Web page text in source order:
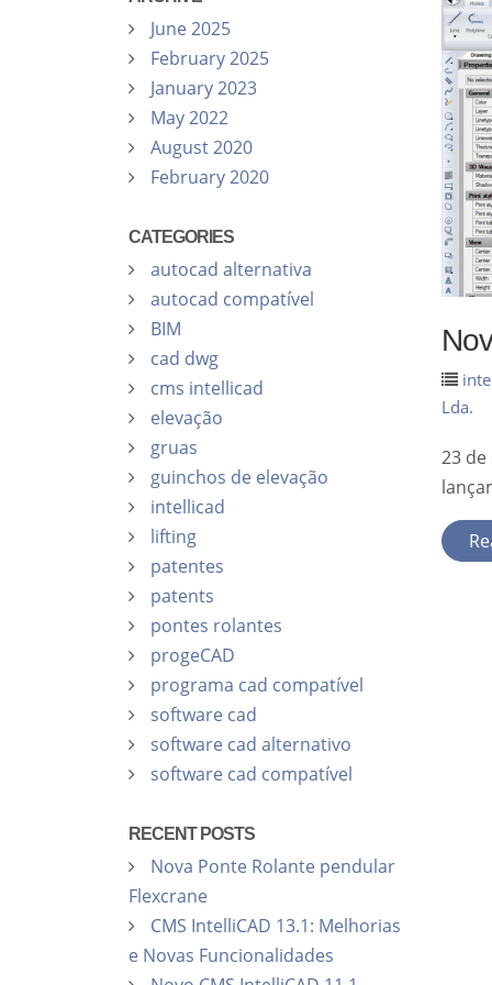
Lda.
23 de
June 2025
February 2025
January 2023
May 2022
August 2020
February 2020
CATEGORIES
autocad alternativa
autocad compatível
BIM
cad dwg
cms intellicad
elevação
gruas
guinchos de elevação
intellicad
lifting
patentes
patents
pontes rolantes
progeCAD
programa cad compatível
software cad
software cad alternativo
software cad compatível
RECENT POSTS
Nova Ponte Rolante pendular
Flexcrane
CMS IntelliCAD 13.1: Melhorias
e Novas Funcionalidades